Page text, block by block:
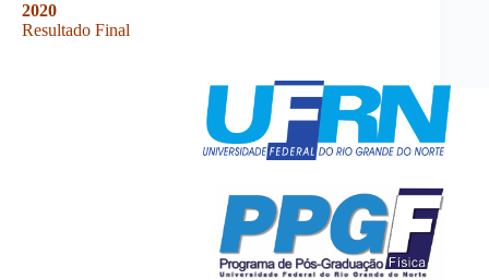
2020
Resultado Final